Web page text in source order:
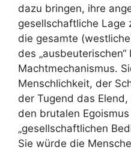
dazu bringen, ihre
gesellschaftliche Lage
die gesamte
des
Machtmechanismus.
Menschlichkeit, der
der Tugend das
den brutalen
„gesellschaftlichen
Sie würde die